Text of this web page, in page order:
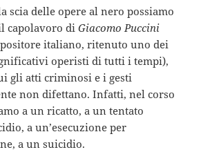
scia delle opere al nero possiamo
capolavoro diGiacomo Puccini
italiano, ritenuto uno dei
operisti di tutti i tempi),
gli atti criminosi e i gesti
non difettano. Infatti, nel corso
a un ricatto, a un tentato
a un’esecuzione per
a un suicidio.